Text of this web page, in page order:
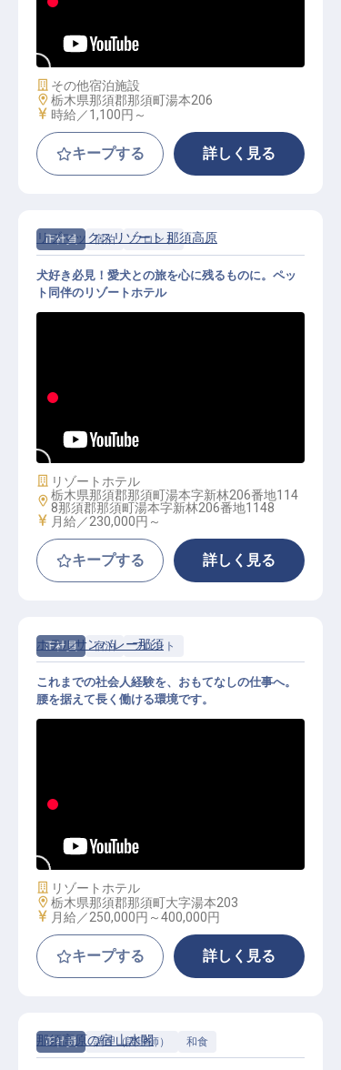
泉入浴無料
施設業態
その他宿泊施設
勤務地
栃木県那須郡那須町湯本206
給与
時給／1,100円～
キープする 詳しく見る
正社員 宿泊 フロント
寂を愉しむ上質な接客／未経験OK
リブマックスリゾート 那須高原
犬好き必見！愛犬との旅を心に残るものに。ペッ
ト同伴のリゾートホテル
施設業態
リゾートホテル
勤務地
栃木県那須郡那須町湯本字新林206番地114
8那須郡那須町湯本字新林206番地1148
給与
月給／230,000円～
キープする 詳しく見る
正社員 宿泊 フロント
フロントスタッフ│月給25万円～／
勤なし
ホテルサンバレー那須
これまでの社会人経験を、おもてなしの仕事へ。
腰を据えて長く働ける環境です。
施設業態
リゾートホテル
勤務地
栃木県那須郡那須町大字湯本203
給与
月給／250,000円～400,000円
キープする 詳しく見る
正社員 調理（調理師） 和食
那須高原の宿 山水閣